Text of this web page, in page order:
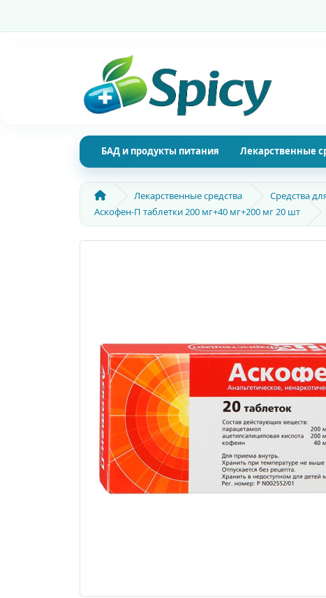
БАД и продукты питания Лекарственные
Лекарственные средства Средства
Аскофен-П таблетки 200 мг+40 мг+200 мг 20 шт